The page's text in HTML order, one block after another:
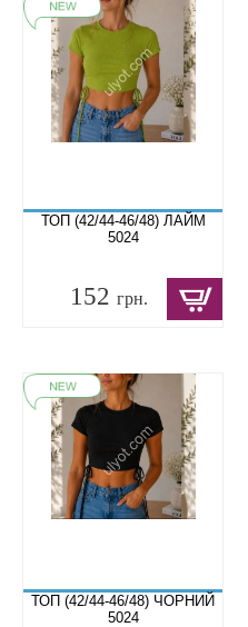
ТОП (42/44-46/48) ЛАЙМ
5024
152 грн.
ТОП (42/44-46/48) ЧОРНИЙ
5024